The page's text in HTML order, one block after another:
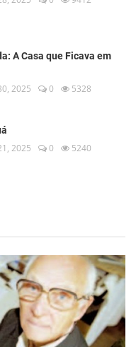
A Casa que Ficava em
2025 0 5328
2025 0 5240